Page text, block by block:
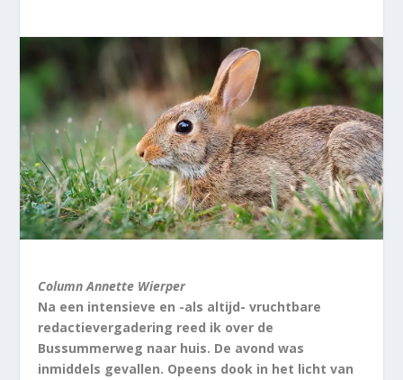
Column Annette Wierper
Na een intensieve en -als altijd- vruchtbare
redactievergadering reed ik over de
Bussummerweg naar huis. De avond was
inmiddels gevallen. Opeens dook in het licht van